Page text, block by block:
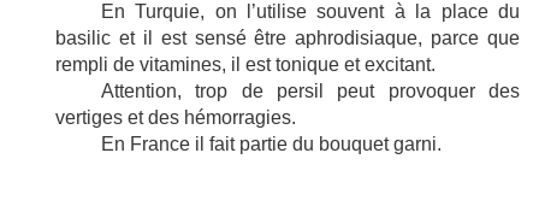
En Turquie, on l’utilise souvent à la place du
basilic et il est sensé être aphrodisiaque, parce que
rempli de vitamines, il est tonique et excitant.
Attention, trop de persil peut provoquer des
vertiges et des hémorragies.
En France il fait partie du bouquet garni.